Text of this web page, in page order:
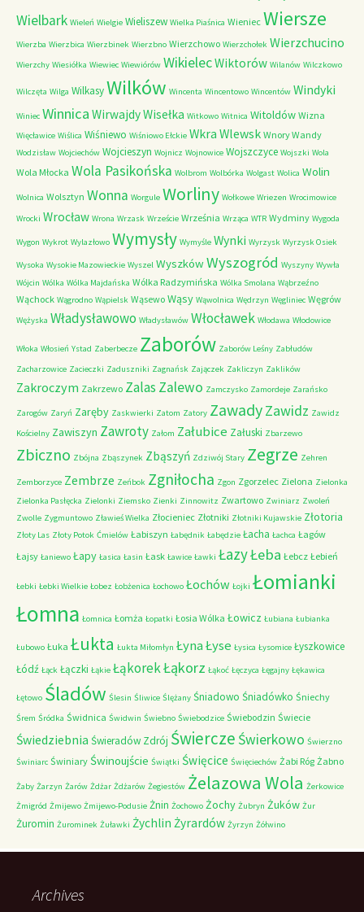
Wielbark Wieleń Wielgie Wieliszew Wielka Piaśnica Wieniec Wiersze
Wierzba Wierzbica Wierzbinek Wierzbno Wierzchowo Wierzchołek Wierzchucino
Wierzchy Wiesiółka Wiewiec Wiewiórów WikielecWiktorów Wilanów Wilczkowo
Wilczęta Wilga WilkasyWilków Wincenta Wincentowo Wincentów Windyki
Winiec Winnica WirwajdyWisełka Witkowo Witnica Witoldów Wizna
Więcławice Wiślica Wiśniewo Wiśniowo Ełckie Wkra Wlewsk Wnory Wandy
Wodzisław Wojciechów Wojcieszyn Wojnicz Wojnowice Wojszczyce Wojszki Wola
Wola Młocka Wola Pasikońska Wolbrom Wolbórka Wolgast Wolica Wolin
Wolnica Wolsztyn Wonna Worgule Worliny Wołkowe Wriezen Wrocimowice
Wrocki Wrocław Wrona Wrzask Wrzeście Września Wrząca WTR Wydminy Wygoda
Wygon Wykrot Wylazłowo Wymysły Wymyśle Wynki Wyrzysk Wyrzysk Osiek
Wysoka Wysokie Mazowieckie Wyszel WyszkówWyszogród Wyszyny Wywła
Wójcin Wólka Wólka Majdańska Wólka Radzymińska Wólka Smolana Wąbrzeźno
Wąchock Wągrodno Wąpielsk Wąsewo Wąsy Wąwolnica Wędrzyn Węgliniec Węgrów
Wężyska Władysławowo Władysławów Włocławek Włodawa Włodowice
Włoka Włosień Ystad Zaberbecze Zaborów Zaborów Leśny Zabłudów
Zacharzowice Zacieczki Zaduszniki Zagnańsk Zajączek Zakliczyn Zaklików
Zakroczym Zakrzewo ZalasZalewo Zamczysko Zamordeje Zarańsko
Zarogów Zaryń Zaręby Zaskwierki Zatom Zatory ZawadyZawidz Zawidz
Kościelny Zawiszyn Zawroty Załom Załubice Załuski Zbarzewo
Zbiczno Zbójna Zbąszynek Zbąszyń Zdziwój Stary Zegrze Zehren
Zemborzyce Zembrze Zeńbok Zgniłocha Zgon Zgorzelec Zielona Zielonka
Zielonka Pasłęcka Zielonki Ziemsko Zienki Zinnowitz Zwartowo Zwiniarz Zwoleń
Zwolle Zygmuntowo Zławieś Wielka Złocieniec Złotniki Złotniki Kujawskie Złotoria
Złoty Las Złoty Potok Ćmielów Łabiszyn Łabędnik Łabędzie Łacha Łachca Łagów
Łajsy Łaniewo Łapy Łasica Łasin Łask Ławice Ławki ŁazyŁeba Łebcz Łebień
Łebki Łebki Wielkie Łobez Łobżenica Łochowo Łochów Łojki Łomianki
Łomna Łomnica Łomża Łopatki Łosia Wólka Łowicz Łubiana Łubianka
Łubowo Łuka Łukta Łukta Miłomłyn ŁynaŁyse Łysica Łysomice Łyszkowice
Łódź Łąck Łączki Łąkie ŁąkorekŁąkorz Łąkoć Łęczyca Łęgajny Łękawica
Łętowo Śladów Ślesin Śliwice Ślężany Śniadowo Śniadówko Śniechy
Śrem Śródka Świdnica Świdwin Świebno Świebodzice Świebodzin Świecie
Świedziebnia Świeradów Zdrój Świercze Świerkowo Świerzno
Świniarc Świniary Świnoujście Świątki Święcice Święciechów Żabi Róg Żabno
Żaby Żarzyn Żarów Żdżar Żdżarów Żegiestów Żelazowa Wola Żerkowice
Żmigród Żmijewo Żmijewo-Podusie Żnin Żochowo Żochy Żubryn Żuków Żur
Żuromin Żurominek Żuławki Żychlin Żyrardów Żyrzyn Żółwino
Archives